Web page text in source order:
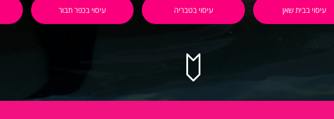
עיסוי בבית שאן עיסוי בטבריה עיסוי בכפר תבור